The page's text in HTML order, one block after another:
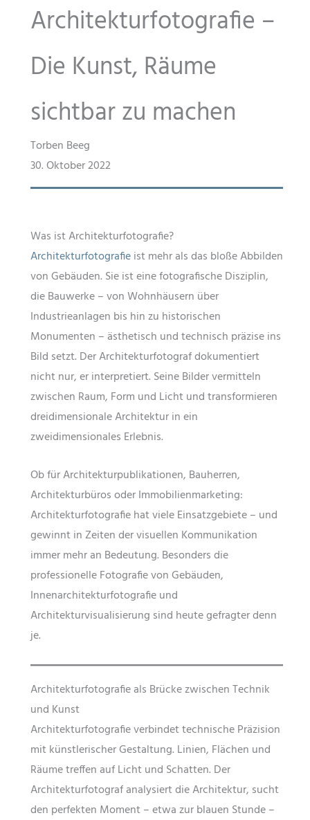
Architekturfotografie –
Die Kunst, Räume
sichtbar zu machen
Torben Beeg
30. Oktober 2022
Was ist Architekturfotografie?
Architekturfotografieist mehr als das bloße Abbilden
von Gebäuden. Sie ist eine fotografische Disziplin,
die Bauwerke – von Wohnhäusern über
Industrieanlagen bis hin zu historischen
Monumenten – ästhetisch und technisch präzise ins
Bild setzt. Der Architekturfotograf dokumentiert
nicht nur, er interpretiert. Seine Bilder vermitteln
zwischen Raum, Form und Licht und transformieren
dreidimensionale Architektur in ein
zweidimensionales Erlebnis.
Ob für Architekturpublikationen, Bauherren,
Architekturbüros oder Immobilienmarketing:
Architekturfotografie hat viele Einsatzgebiete – und
gewinnt in Zeiten der visuellen Kommunikation
immer mehr an Bedeutung. Besonders die
professionelle Fotografie von Gebäuden,
Innenarchitekturfotografie und
Architekturvisualisierung sind heute gefragter denn
je.
Architekturfotografie als Brücke zwischen Technik
und Kunst
Architekturfotografie verbindet technische Präzision
mit künstlerischer Gestaltung. Linien, Flächen und
Räume treffen auf Licht und Schatten. Der
Architekturfotograf analysiert die Architektur, sucht
den perfekten Moment – etwa zur blauen Stunde –